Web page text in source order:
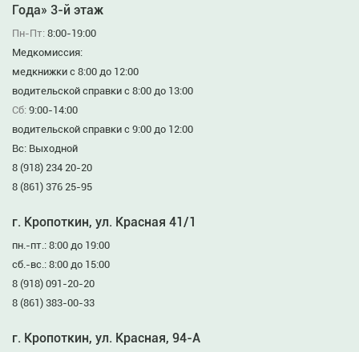
Года» 3-й этаж
Пн-Пт: 8:00-19:00
Медкомиссия:
медкнижки с 8:00 до 12:00
водительской справки с 8:00 до 13:00
Сб: 9:00-14:00
водительской справки с 9:00 до 12:00
Вс: Выходной
8 (918) 234 20-20
8 (861) 376 25-95
г. Кропоткин, ул. Красная 41/1
пн.-пт.: 8:00 до 19:00
сб.-вс.: 8:00 до 15:00
8 (918) 091-20-20
8 (861) 383-00-33
г. Кропоткин, ул. Красная, 94-А